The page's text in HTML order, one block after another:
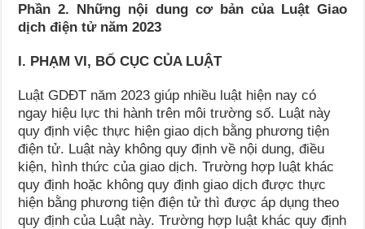
Phần 2. Những nội dung cơ bản của Luật Giao
dịch điện tử năm 2023
I. PHẠM VI, BỐ CỤC CỦA LUẬT
Luật GDĐT năm 2023 giúp nhiều luật hiện nay có
ngay hiệu lực thi hành trên môi trường số. Luật này
quy định việc thực hiện giao dịch bằng phương tiện
điện tử. Luật này không quy định về nội dung, điều
kiện, hình thức của giao dịch. Trường hợp luật khác
quy định hoặc không quy định giao dịch được thực
hiện bằng phương tiện điện tử thì được áp dụng theo
quy định của Luật này. Trường hợp luật khác quy định